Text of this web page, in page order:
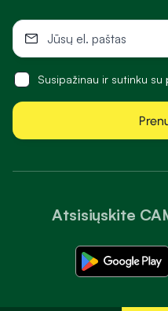
Atsisiųskite
Susipažinau ir sutinku su